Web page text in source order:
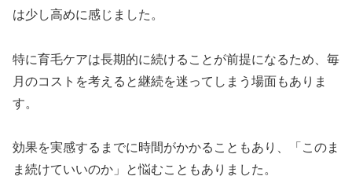
は少し高めに感じました。
特に育毛ケアは長期的に続けることが前提になるため、毎
月のコストを考えると継続を迷ってしまう場面もありま
す。
効果を実感するまでに時間がかかることもあり、「このま
ま続けていいのか」と悩むこともありました。